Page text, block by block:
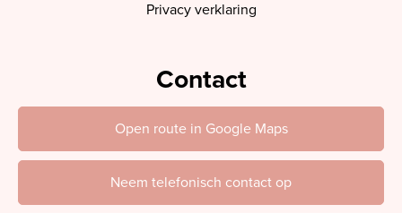
Privacy verklaring
Contact
Open route in Google Maps
Neem telefonisch contact op